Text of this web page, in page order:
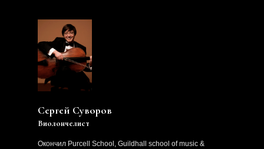
Окончил Purcell School, Guildhall school of music &
Сергей Суворов
Виолончелист